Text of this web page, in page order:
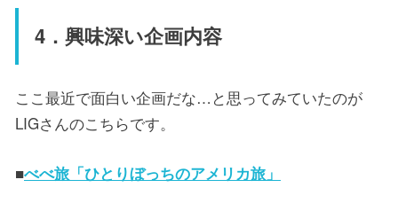
4．興味深い企画内容
ここ最近で面白い企画だな…と思ってみていたのが
LIGさんのこちらです。
■べべ旅「ひとりぼっちのアメリカ旅」